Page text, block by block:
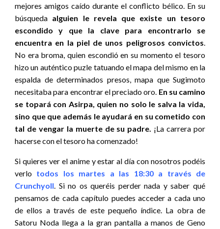
mejores amigos caído durante el conflicto bélico. En su
búsqueda alguien le revela que existe un tesoro
escondido y que la clave para encontrarlo se
encuentra en la piel de unos peligrosos convictos
No era broma, quien escondió en su momento el tesoro
hizo un auténtico puzle tatuando el mapa del mismo en la
espalda de determinados presos, mapa que Sugimoto
necesitaba para encontrar el preciado oro. En su camino
se topará con Asirpa, quien no solo le salva la vida,
sino que que además le ayudará en su cometido con
tal de vengar la muerte de su padre. ¡La carrera por
hacerse con el tesoro ha comenzado!
Si quieres ver el anime y estar al día con nosotros podéis
verlo todos los martes a las 18:30 a través de
Crunchyoll . Si no os queréis perder nada y saber qué
pensamos de cada capítulo puedes acceder a cada uno
de ellos a través de este pequeño índice. La obra de
Satoru Noda llega a la gran pantalla a manos de Geno